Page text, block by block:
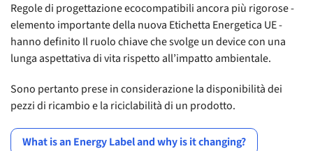
Regole di progettazione ecocompatibili ancora più rigorose -
elemento importante della nuova Etichetta Energetica UE -
hanno definito Il ruolo chiave che svolge un device con una
lunga aspettativa di vita rispetto all’impatto ambientale.
Sono pertanto prese in considerazione la disponibilità dei
pezzi di ricambio e la riciclabilità di un prodotto.
What is an Energy Label and why is it changing?